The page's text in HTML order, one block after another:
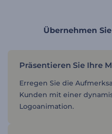
Übernehmen
Präsentieren Sie Ihre
Erregen Sie die
Kunden mit einer
Logoanimation.